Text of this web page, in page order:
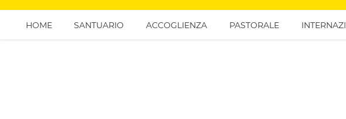
HOME SANTUARIO ACCOGLIENZA PASTORALE